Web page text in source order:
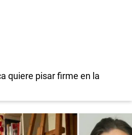
quiere pisar firme en la